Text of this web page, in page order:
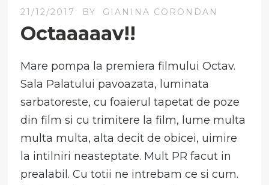
21/12/2017 BY GIANINA CORONDAN
Octaaaaav!!
Mare pompa la premiera filmului Octav.
Sala Palatului pavoazata, luminata
sarbatoreste, cu foaierul tapetat de poze
din film si cu trimitere la film, lume multa
multa multa, alta decit de obicei, uimire
la intilniri neasteptate. Mult PR facut in
prealabil. Cu totii ne intrebam ce si cum.